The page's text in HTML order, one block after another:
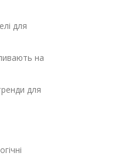
для
на
для